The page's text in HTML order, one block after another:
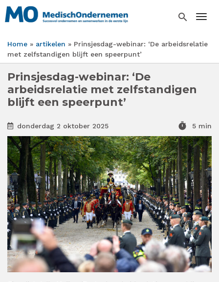
Overslaan
en
inhoud
gaan
search
Kruimelpad
Home artikelen
Prinsjesdag-webinar: ‘De arbeidsrelatie
met zelfstandigen blijft een speerpunt’
Prinsjesdag-webinar: ‘De
arbeidsrelatie met zelfstandigen
blijft een speerpunt’
donderdag 2 oktober 2025 timer 5 min